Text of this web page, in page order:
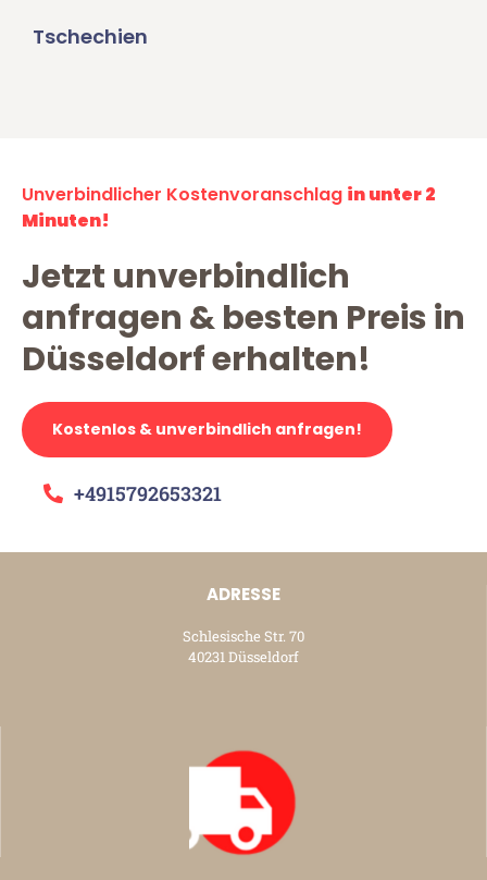
Tschechien
Unverbindlicher Kostenvoranschlag in unter 2
Minuten!
Jetzt unverbindlich
anfragen & besten Preis in
Düsseldorf erhalten!
Kostenlos & unverbindlich anfragen!
+4915792653321
ADRESSE
Schlesische Str. 70
40231 Düsseldorf